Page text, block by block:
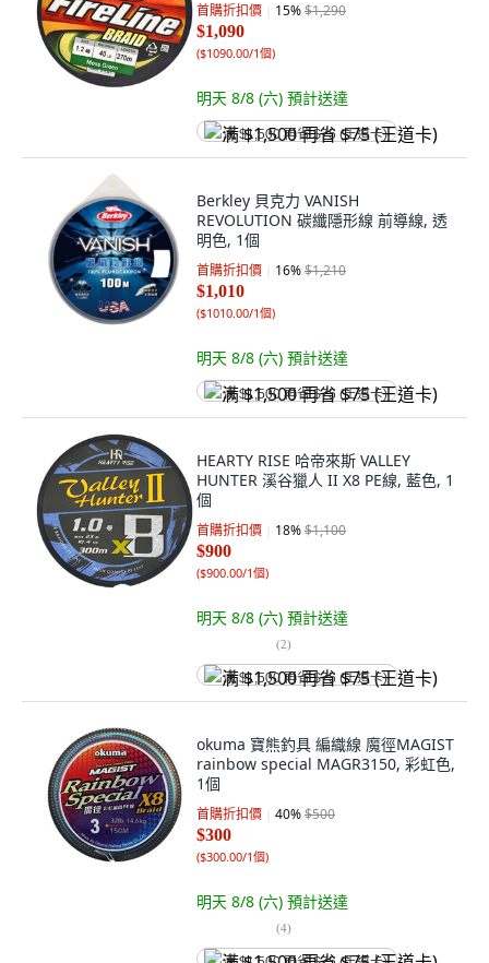
首購折扣價 15%$1,290
$1,090
($1090.00/1個)
明天 8/8 (六) 預計送達
满 $1,500 再省 $75 (王道卡)
Berkley 貝克力 VANISH
REVOLUTION 碳纖隱形線 前導線, 透
明色, 1個
首購折扣價 16%$1,210
$1,010
($1010.00/1個)
明天 8/8 (六) 預計送達
满 $1,500 再省 $75 (王道卡)
HEARTY RISE 哈帝來斯 VALLEY
HUNTER 溪谷獵人 II X8 PE線, 藍色, 1
個
首購折扣價 18%$1,100
$900
($900.00/1個)
明天 8/8 (六) 預計送達
(2)
满 $1,500 再省 $75 (王道卡)
okuma 寶熊釣具 編織線 魔徑MAGIST
rainbow special MAGR3150, 彩虹色,
1個
首購折扣價 40%$500
$300
($300.00/1個)
明天 8/8 (六) 預計送達
(4)